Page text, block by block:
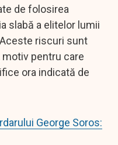
de folosirea
slabă a elitelor lumii
riscuri sunt
pentru care
ora indicată de
George Soros: